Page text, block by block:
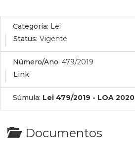
Categoria: Lei
Status: Vigente
Número/Ano: 479/2019
Link:
Súmula: Lei 479/2019 - LOA 2020
Documentos